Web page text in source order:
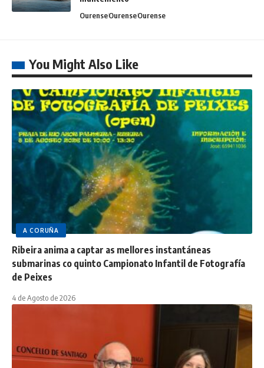
OurenseOurenseOurense
You Might Also Like
A CORUÑA
Ribeira anima a captar as mellores instantáneas
submarinas co quinto Campionato Infantil de Fotografía
de Peixes
4 de Agosto de 2026